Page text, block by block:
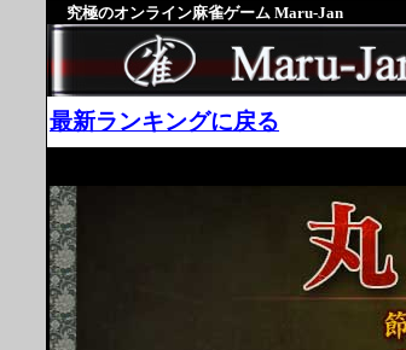
究極のオンライン麻雀ゲーム Maru-Jan
最新ランキングに戻る